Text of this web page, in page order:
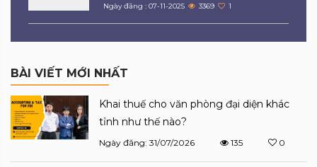
Ngày đăng : 07-11-2025 3369 1
BÀI VIẾT MỚI NHẤT
Khai thuế cho văn phòng đại diện khác
tỉnh như thế nào?
Ngày đăng: 31/07/2026 135 0